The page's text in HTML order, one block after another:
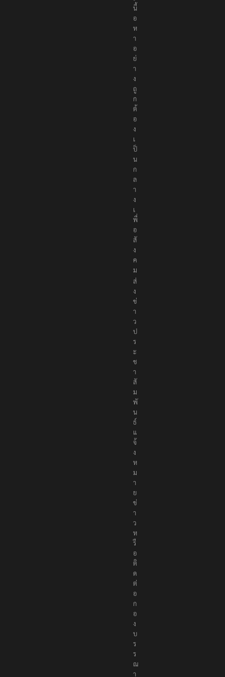
อ
เ
นื้
อ
ห
า
อ
ย่
า
ง
ถู
ก
ต้
อ
ง
เ
ป็
น
ก
ล
า
ง
เ
พื่
อ
สั
ง
ค
ม
ส่
ง
ข่
า
ว
ป
ร
ะ
ช
า
สั
ม
พั
น
ธ์
แ
จ้
ง
ห
ม
า
ย
ข่
า
ว
ห
รื
อ
ติ
ด
ต่
อ
ก
อ
ง
บ
ร
ร